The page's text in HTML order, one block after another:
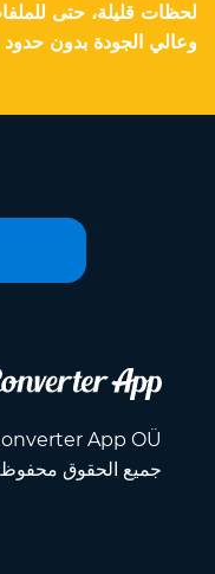
لحظات قليلة، حتى
وعالي الجودة بدون
جميع الحقوق